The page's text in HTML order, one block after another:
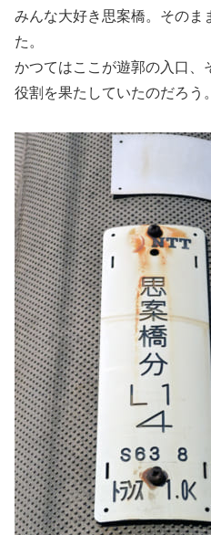
みんな大好き思案橋。そのま
た。
かつてはここが遊郭の入口、
役割を果たしていたのだろう。